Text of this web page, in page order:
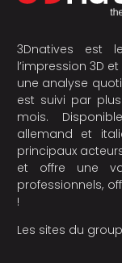
3Dnatives est
l’impression 3D
une analyse
est suivi par
mois.
allemand et
principaux
et offre une
professionnels,
!
Les sites du